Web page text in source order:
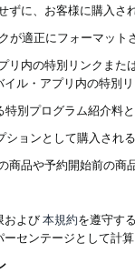
ずに、お客様に購入さ
が適正にフォーマッ
リ内の特別リンクま
ル・アプリ内の特別
別プログラム紹介料
ョンとして購入され
商品や予約開始前の商
および本規約を遵守す
センテージとして計